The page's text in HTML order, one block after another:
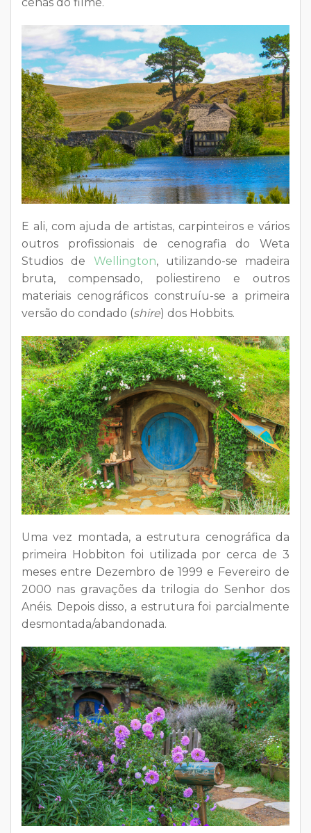
E ali, com ajuda de artistas, carpinteiros e vários
outros profissionais de cenografia do Weta
Studios de Wellington, utilizando-se madeira
bruta, compensado, poliestireno e outros
materiais cenográficos construíu-se a primeira
versão do condado (shire) dos Hobbits.
Uma vez montada, a estrutura cenográfica da
primeira Hobbiton foi utilizada por cerca de 3
meses entre Dezembro de 1999 e Fevereiro de
2000 nas gravações da trilogia do Senhor dos
Anéis. Depois disso, a estrutura foi parcialmente
desmontada/abandonada.